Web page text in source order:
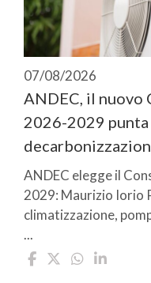
07/08/2026
ANDEC, il
2026-2029
ANDEC elegge il
2029: Maurizio Iorio
climatizzazione,
...